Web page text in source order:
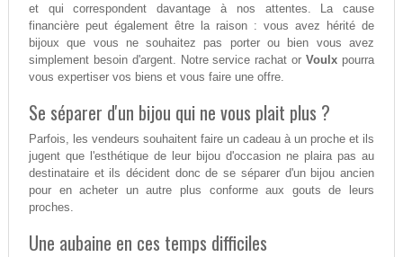
et qui correspondent davantage à nos attentes. La cause
financière peut également être la raison : vous avez hérité de
bijoux que vous ne souhaitez pas porter ou bien vous avez
simplement besoin d'argent. Notre service rachat orVoulx pourra
vous expertiser vos biens et vous faire une offre.
Se séparer d'un bijou qui ne vous plait plus ?
Parfois, les vendeurs souhaitent faire un cadeau à un proche et ils
jugent que l'esthétique de leur bijou d'occasion ne plaira pas au
destinataire et ils décident donc de se séparer d'un bijou ancien
pour en acheter un autre plus conforme aux gouts de leurs
proches.
Une aubaine en ces temps difficiles